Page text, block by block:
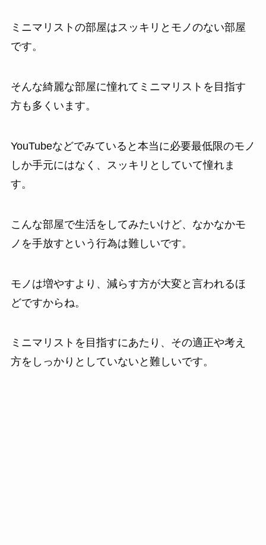
ミニマリストの部屋はスッキリとモノのない部屋
です。
そんな綺麗な部屋に憧れてミニマリストを目指す
方も多くいます。
YouTubeなどでみていると本当に必要最低限のモノ
しか手元にはなく、スッキリとしていて憧れま
す。
こんな部屋で生活をしてみたいけど、なかなかモ
ノを手放すという行為は難しいです。
モノは増やすより、減らす方が大変と言われるほ
どですからね。
ミニマリストを目指すにあたり、その適正や考え
方をしっかりとしていないと難しいです。